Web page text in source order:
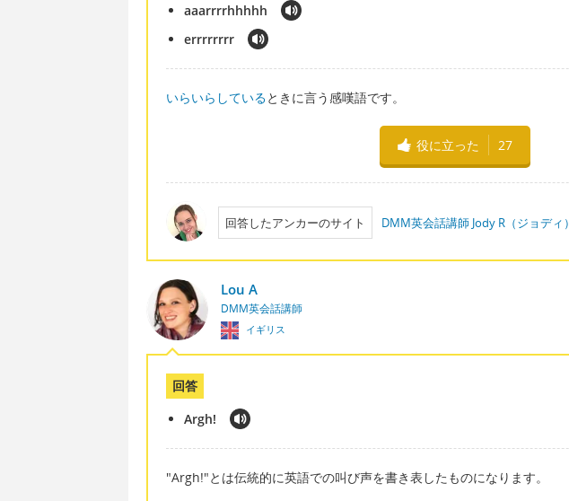
aaarrrrhhhhh
errrrrrrr
いらいらしているときに言う感嘆語です。
役に立った 27
回答したアンカーのサイト DMM英会話講師 Jody R（ジョディ）
Lou A
DMM英会話講師
イギリス
回答
Argh!
"Argh!"とは伝統的に英語での叫び声を書き表したものになります。